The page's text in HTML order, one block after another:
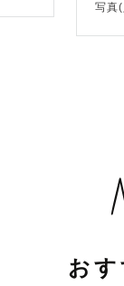
いう名前にしま
、たくさんお
写真
お